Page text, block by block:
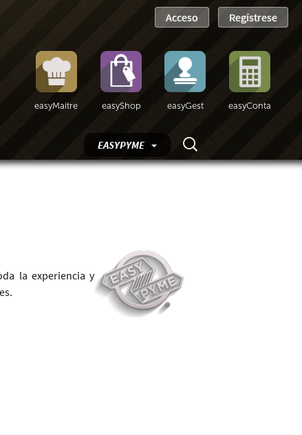
easyMaitre easyShop easyGest easyConta
EASYPYME
la experiencia y